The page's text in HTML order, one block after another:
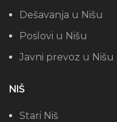
Dešavanja u Nišu
Poslovi u Nišu
Javni prevoz u Nišu
NIŠ
Stari Niš